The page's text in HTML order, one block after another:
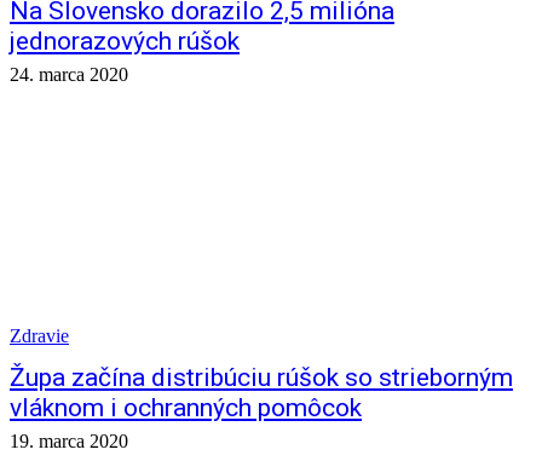
Na Slovensko dorazilo 2,5 milióna
jednorazových rúšok
24. marca 2020
Zdravie
Župa začína distribúciu rúšok so strieborným
vláknom i ochranných pomôcok
19. marca 2020